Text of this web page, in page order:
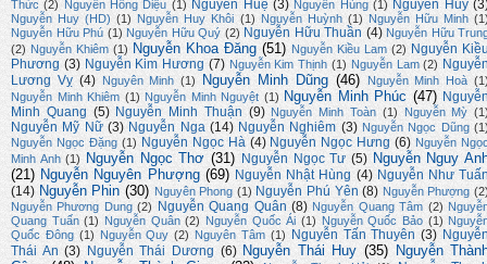
Thức (2) Nguyễn Hồng Diệu (1) Nguyễn Huệ (3) Nguyên Hùng (1) Nguyễn Huy
Nguyễn Huy (HD) (1) Nguyễn Huy Khôi (1) Nguyễn Huỳnh (1) Nguyễn Hữu Minh
Nguyễn Hữu Phú (1) Nguyễn Hữu Quý (2) Nguyễn Hữu Thuần (4) Nguyễn Hữu
(2) Nguyễn Khiêm (1) Nguyễn Khoa Đăng (51) Nguyễn Kiều Lam (2) Nguyễn
Phương (3) Nguyễn Kim Hương (7) Nguyễn Kim Thịnh (1) Nguyễn Lam (2)
Lương Vỵ (4) Nguyên Minh (1) Nguyễn Minh Dũng (46) Nguyễn Minh Hoà
Nguyễn Minh Khiêm (1) Nguyễn Minh Nguyệt (1) Nguyễn Minh Phúc (47)
Minh Quang (5) Nguyễn Minh Thuận (9) Nguyễn Minh Toàn (1) Nguyễn Mỳ
Nguyễn Mỹ Nữ (3) Nguyễn Nga (14) Nguyễn Nghiêm (3) Nguyễn Ngọc Dũng
Nguyễn Ngọc Đặng (1) Nguyễn Ngọc Hà (4) Nguyễn Ngọc Hưng (6) Nguyễn
Minh Anh (1) Nguyễn Ngọc Thơ (31) Nguyễn Ngọc Tư (5) Nguyễn Nguy
(21) Nguyễn Nguyên Phượng (69) Nguyễn Nhật Hùng (4) Nguyễn Như
(14) Nguyễn Phin (30) Nguyên Phong (1) Nguyễn Phú Yên (8) Nguyễn Phượng
Nguyễn Phương Dung (2) Nguyễn Quang Quân (8) Nguyễn Quang Tâm (2)
Quang Tuấn (1) Nguyễn Quân (2) Nguyễn Quốc Ái (1) Nguyễn Quốc Bảo (1)
Quốc Đông (1) Nguyễn Quy (2) Nguyên Tâm (1) Nguyễn Tấn Thuyên (3)
Thái An (3) Nguyễn Thái Dương (6) Nguyễn Thái Huy (35)
Nguyễn